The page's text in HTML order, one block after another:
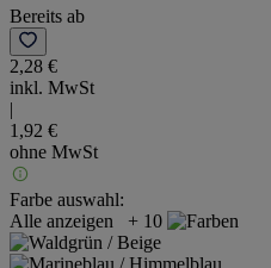
Bereits ab
2,28 €
inkl. MwSt
|
1,92 €
ohne MwSt
Farbe auswahl:
Alle anzeigen
+ 10